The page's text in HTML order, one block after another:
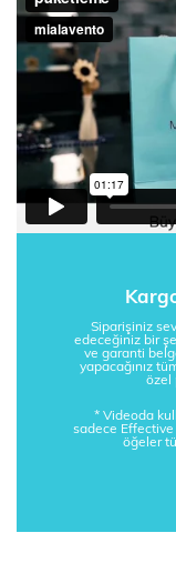
Siparişiniz
edeceğiniz bir
ve garanti
yapacağınız
özel
* Videoda
sadece
öğeler